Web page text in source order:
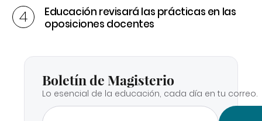
Educación revisará las prácticas en las
oposiciones docentes
Boletín de Magisterio
Lo esencial de la educación, cada día en tu correo.